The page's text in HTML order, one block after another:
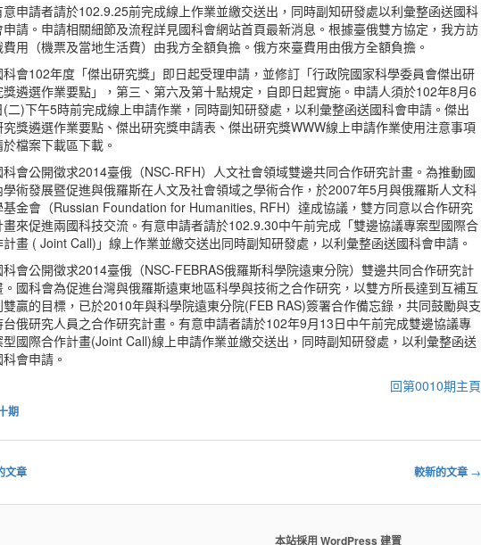
意申請者請於102.9.25前完成線上作業並繳交送出，同時副知研發處以利彙整函送國科
申請。申請相關細節及流程詳見國科會網站首頁最新消息。根據臺俄雙方協定，我方訪
費用（機票及當地生活費）由我方全額負擔。俄方來臺費用由俄方全額負擔。
科會102年度「傑出研究獎」即日起受理申請，並修訂「行政院國家科學委員會傑出研
獎遴選作業要點」，第三、第六及第十點規定，自即日起實施。申請人須於102年8月6
(二)下午5時前完成線上申請作業，同時副知研發處，以利彙整函送國科會申請。傑出
究獎遴選作業要點、傑出研究獎申請表、傑出研究獎WWW線上申請作業使用注意事項
於檔案下載區下載。
科會公開徵求2014臺俄（NSC-RFH）人文社會領域雙邊共同合作研究計畫。為推動國
學術發展暨促進與俄羅斯在人文及社會領域之學術合作，於2007年5月與俄羅斯人文科
基金會（Russian Foundation for Humanities, RFH）達成協議，雙方同意以合作研究
畫來促進兩國科技交流。有意申請者請於102.9.30中午前完成「雙邊協議專案型國際合
計畫 ( Joint Call)」線上作業並繳交送出同時副知研發處，以利彙整函送國科會申請。
科會公開徵求2014臺俄（NSC-FEBRAS俄羅斯科學院遠東分院）雙邊共同合作研究計
。國科會為促進台灣與俄羅斯遠東地區科學與技術之合作研究，以雙方所長達到互補互
雙贏的目標，已於2010年與科學院遠東分院(FEB RAS)簽署合作備忘錄，共同鼓勵與支
台俄研究人員之合作研究計畫。有意申請者請於102年9月13日中午前完成雙邊協議專
型國際合作計畫(Joint Call)線上申請作業並繳交送出，同時副知研發處，以利彙整函送
科會申請。
回第0010期主頁
期
文章 較新的文章 →
本站採用 WordPress 建置